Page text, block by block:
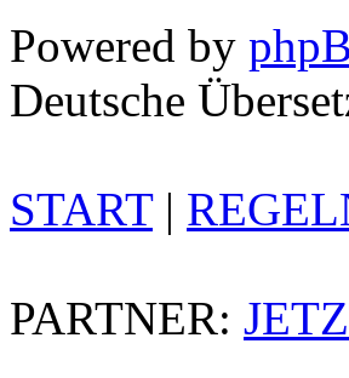
Powered by
Deutsche
START|
PARTNER: